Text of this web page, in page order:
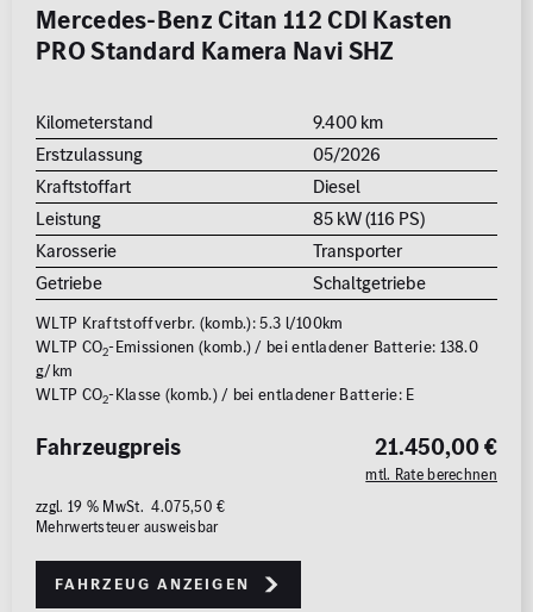
Mercedes-Benz Citan 112 CDI Kasten
PRO Standard Kamera Navi SHZ
Kilometerstand
9.400 km
Erstzulassung
05/2026
Kraftstoffart
Diesel
Leistung
85 kW (116 PS)
Karosserie
Transporter
Getriebe
Schaltgetriebe
WLTP Kraftstoffverbr. (komb.): 5.3 l/100km
WLTP CO2-Emissionen (komb.) / bei entladener Batterie: 138.0
g/km
WLTP CO2-Klasse (komb.) / bei entladener Batterie: E
21.450,00 €
mtl. Rate berechnen
Fahrzeugpreis
zzgl. 19 % MwSt. 4.075,50 €
Mehrwertsteuer ausweisbar
Fahrzeug anzeigen